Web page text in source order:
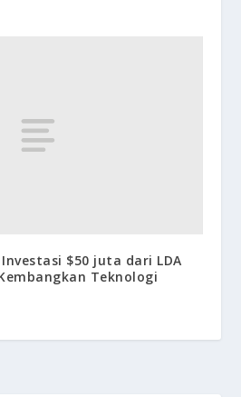
$50 juta dari LDA
Teknologi